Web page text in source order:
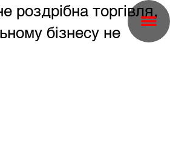
роздрібна торгівля,
бізнесу не